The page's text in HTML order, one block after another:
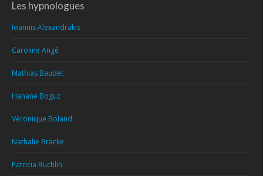
Les hypnologues
Ioannis Alexandrakis
Caroline Angé
Mathias Baudet
Hanane Boguz
Véronique Boland
Nathalie Bracke
Patricia Buchlin